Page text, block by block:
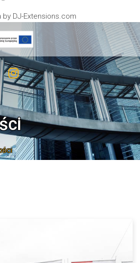
by DJ-Extensions.com